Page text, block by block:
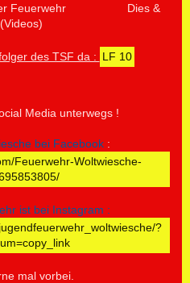
Feuerwehr Dies &
des TSF da : LF 10
Media unterwegs !
bei Facebook :
Feuerwehr-Woltwiesche-
ist bei Instagram :
?
mal vorbei.